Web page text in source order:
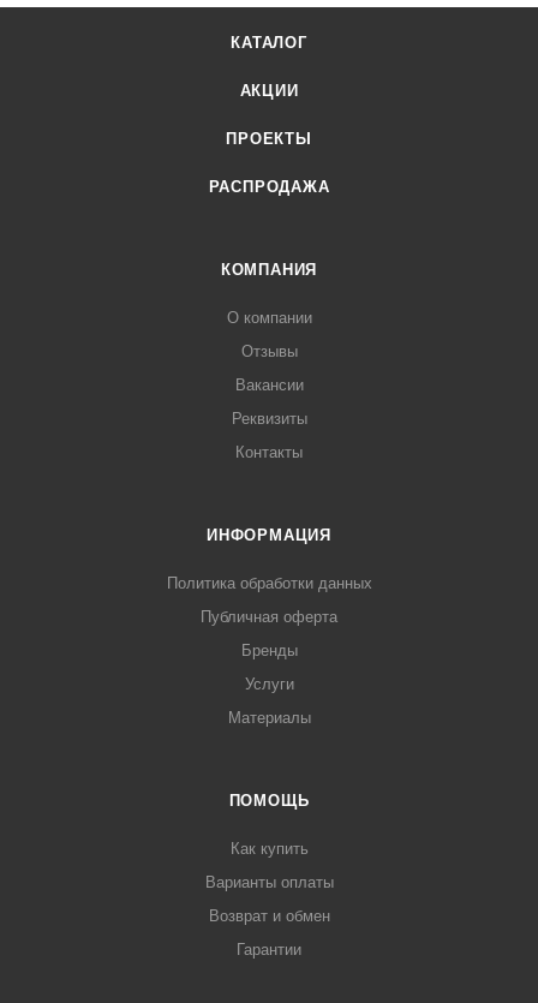
КАТАЛОГ
АКЦИИ
ПРОЕКТЫ
РАСПРОДАЖА
КОМПАНИЯ
О компании
Отзывы
Вакансии
Реквизиты
Контакты
ИНФОРМАЦИЯ
Политика обработки данных
Публичная оферта
Бренды
Услуги
Материалы
ПОМОЩЬ
Как купить
Варианты оплаты
Возврат и обмен
Гарантии